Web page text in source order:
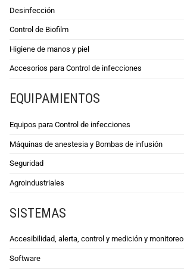
Desinfección
Control de Biofilm
Higiene de manos y piel
Accesorios para Control de infecciones
EQUIPAMIENTOS
Equipos para Control de infecciones
Máquinas de anestesia y Bombas de infusión
Seguridad
Agroindustriales
SISTEMAS
Accesibilidad, alerta, control y medición y monitoreo
Software